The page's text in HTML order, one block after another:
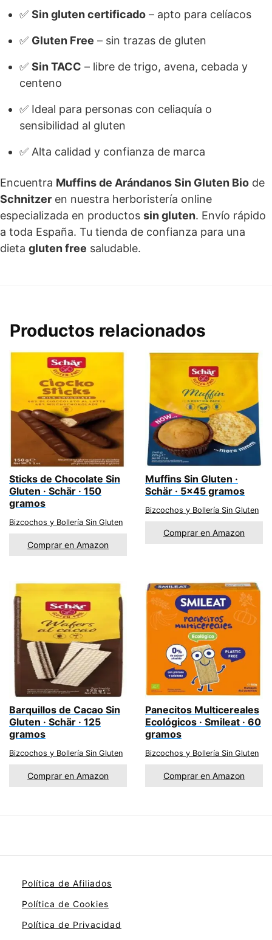
✅ Sin gluten certificado – apto para celíacos
✅ Gluten Free – sin trazas de gluten
✅ Sin TACC – libre de trigo, avena, cebada y
centeno
✅ Ideal para personas con celiaquía o
sensibilidad al gluten
✅ Alta calidad y confianza de marca
Encuentra Muffins de Arándanos Sin Gluten Bio de
Schnitzer en nuestra herboristería online
especializada en productos sin gluten. Envío rápido
a toda España. Tu tienda de confianza para una
dieta gluten free saludable.
Productos relacionados
Sticks de Chocolate Sin
Gluten · Schär · 150
gramos
Bizcochos y Bollería Sin Gluten
Comprar en Amazon
Muffins Sin Gluten ·
Schär · 5×45 gramos
Bizcochos y Bollería Sin Gluten
Comprar en Amazon
Barquillos de Cacao Sin
Gluten · Schär · 125
gramos
Bizcochos y Bollería Sin Gluten
Comprar en Amazon
Panecitos Multicereales
Ecológicos · Smileat · 60
gramos
Bizcochos y Bollería Sin Gluten
Comprar en Amazon
Política de Afiliados
Política de Cookies
Política de Privacidad